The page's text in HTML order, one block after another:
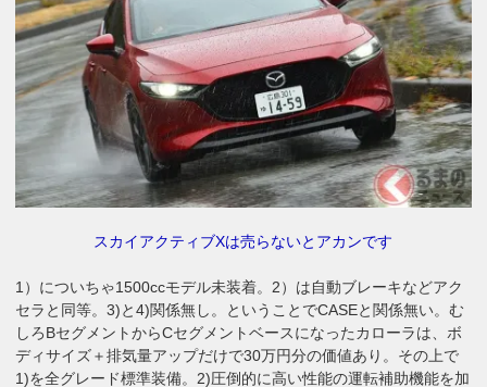
スカイアクティブXは売らないとアカンです
1）についちゃ1500ccモデル未装着。2）は自動ブレーキなどアク
セラと同等。3)と4)関係無し。ということでCASEと関係無い。む
しろBセグメントからCセグメントベースになったカローラは、ボ
ディサイズ＋排気量アップだけで30万円分の価値あり。その上で
1)を全グレード標準装備。2)圧倒的に高い性能の運転補助機能を加